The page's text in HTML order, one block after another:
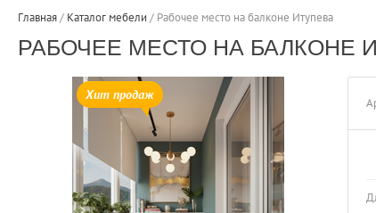
Главная / Каталог мебели / Рабочее место на балконе Итупева
РАБОЧЕЕ МЕСТО НА БАЛКОНЕ
Хит продаж